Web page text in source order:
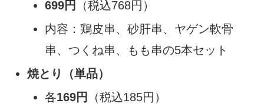
699円
（税込768円）
内容：鶏皮串、砂肝串、ヤゲン軟骨
串、つくね串、もも串の5本セット
焼とり（単品）
各169円
（税込185円）